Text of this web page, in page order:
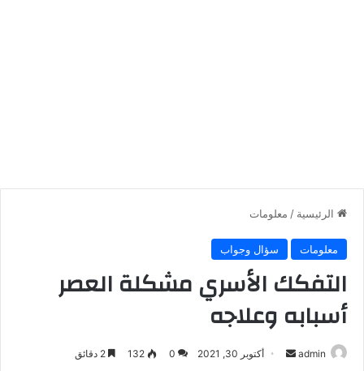
الرئيسية / معلومات
معلومات سؤال وجواب
التفكك الأسري مشكلة العصر
أسبابه وعلاجه
admin
أرسل أكتوبر 30, 2021 0
132